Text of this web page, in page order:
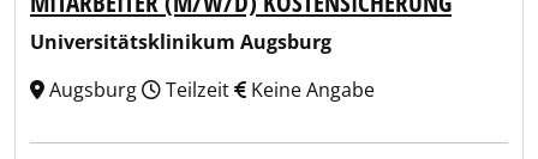
Universitätsklinikum Augsburg
Augsburg
Teilzeit Keine Angabe